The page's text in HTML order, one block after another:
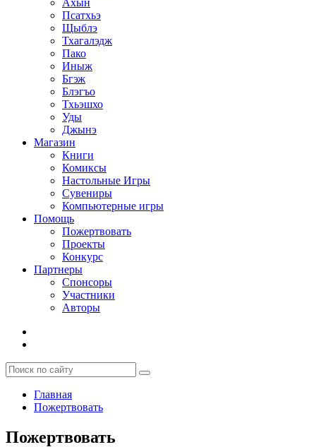
Ахын
Псатхьэ
Щыблэ
Тхагалэдж
Пако
Иныж
Бгэж
Блэгъо
Тхьэшхо
Уды
Джынэ
Магазин
Книги
Комиксы
Настольные Игры
Сувениры
Компьютерные игры
Помощь
Пожертвовать
Проекты
Конкурс
Партнеры
Спонсоры
Участники
Авторы
Главная
Пожертвовать
Пожертвовать